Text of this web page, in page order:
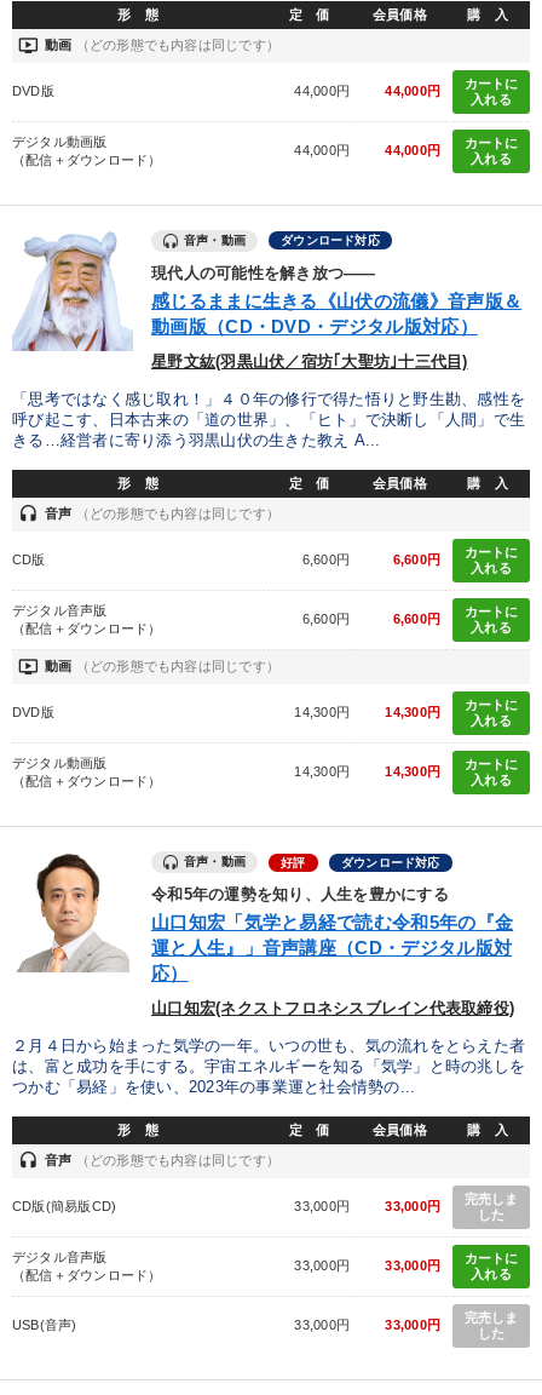
形 態 定 価 会員価格 購 入
ondemand_video 動画 （どの形態でも内容は同じです）
DVD版 44,000円 44,000円
カートに
入れる
デジタル動画版
（配信＋ダウンロード）
44,000円 44,000円
カートに
入れる
音声・動画 ダウンロード対応
現代人の可能性を解き放つ――
感じるままに生きる《山伏の流儀》音声版＆
動画版（CD・DVD・デジタル版対応）
星野文紘(羽黒山伏／宿坊｢大聖坊｣十三代目)
「思考ではなく感じ取れ！」４０年の修行で得た悟りと野生勘、感性を
呼び起こす、日本古来の「道の世界」、「ヒト」で決断し「人間」で生
きる…経営者に寄り添う羽黒山伏の生きた教え A...
形 態 定 価 会員価格 購 入
headset 音声 （どの形態でも内容は同じです）
CD版 6,600円 6,600円
カートに
入れる
デジタル音声版
（配信＋ダウンロード）
6,600円 6,600円
カートに
入れる
ondemand_video 動画 （どの形態でも内容は同じです）
DVD版 14,300円 14,300円
カートに
入れる
デジタル動画版
（配信＋ダウンロード）
14,300円 14,300円
カートに
入れる
音声・動画 好評 ダウンロード対応
令和5年の運勢を知り、人生を豊かにする
山口知宏「気学と易経で読む令和5年の『金
運と人生』」音声講座（CD・デジタル版対
応）
山口知宏(ネクストフロネシスブレイン代表取締役)
２月４日から始まった気学の一年。いつの世も、気の流れをとらえた者
は、富と成功を手にする。宇宙エネルギーを知る「気学」と時の兆しを
つかむ「易経」を使い、2023年の事業運と社会情勢の...
形 態 定 価 会員価格 購 入
headset 音声 （どの形態でも内容は同じです）
CD版(簡易版CD) 33,000円 33,000円
完売しま
した
デジタル音声版
（配信＋ダウンロード）
33,000円 33,000円
カートに
入れる
USB(音声) 33,000円 33,000円
完売しま
した